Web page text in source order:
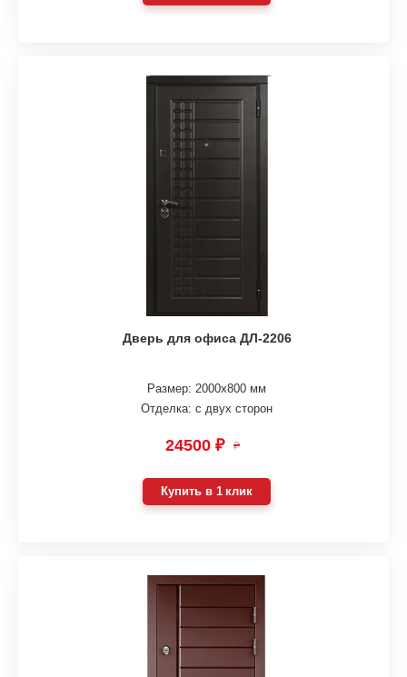
Дверь для офиса ДЛ-2206
Размер: 2000х800 мм
Отделка: с двух сторон
24500 ₽ ₽
Купить в 1 клик